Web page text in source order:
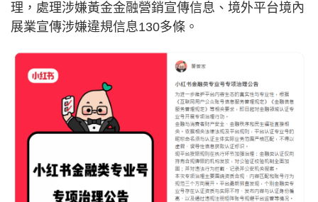
理，處理涉嫌黃金金融營銷宣傳信息、境外平台境內
展業宣傳涉嫌違規信息130多條。